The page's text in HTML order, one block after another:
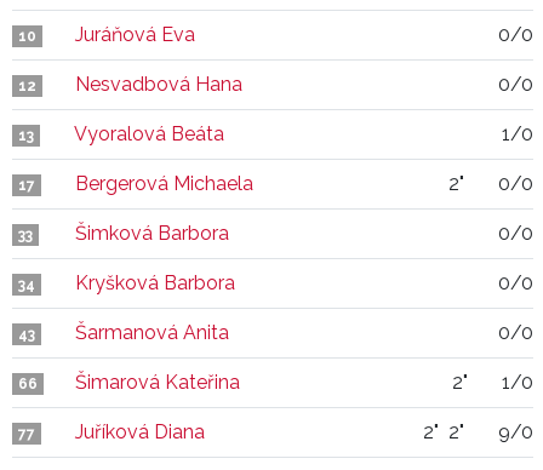
10 Juráňová Eva 0/0
12 Nesvadbová Hana 0/0
13 Vyoralová Beáta 1/0
17 Bergerová Michaela 2" 0/0
33 Šimková Barbora 0/0
34 Kryšková Barbora 0/0
43 Šarmanová Anita 0/0
66 Šimarová Kateřina 2" 1/0
77 Juříková Diana 2" 2" 9/0